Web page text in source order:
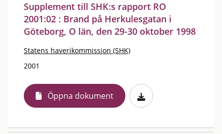
Supplement till SHK:s rapport RO
2001:02 : Brand på Herkulesgatan i
Göteborg, O län, den 29-30 oktober 1998
Statens haverikommission (SHK)
2001
Öppna dokument